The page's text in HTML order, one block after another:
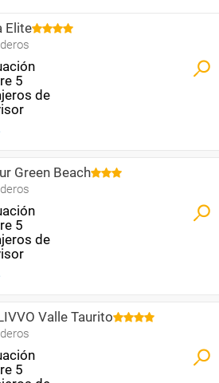
Elite
Green Beach
Valle Taurito